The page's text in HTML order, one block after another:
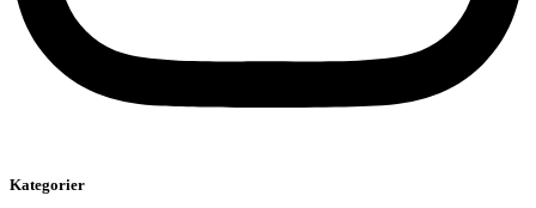
Kategorier